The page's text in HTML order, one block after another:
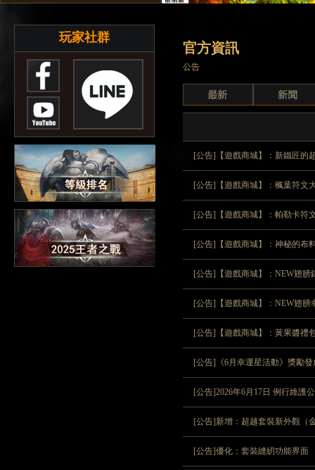
玩家社群
官方資訊
公告
[公告]【遊戲商城】：新鐵匠的
[公告]【遊戲商城】：楓葉符文
[公告]【遊戲商城】：帕勒卡符
[公告]【遊戲商城】：神秘的布
[公告]【遊戲商城】：NEW翅膀
[公告]【遊戲商城】：NEW翅膀
[公告]【遊戲商城】：黃果醬禮
[公告]《6月幸運星活動》獎勵
[公告]2026年6月17日 例行維護
[公告]新增：超越套裝新外觀（
[公告]優化：套裝縫紉功能界面